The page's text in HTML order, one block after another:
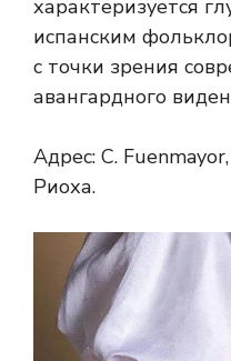
характеризуется
испанским
с точки зрения
авангардного
Адрес: C.
Риоха.